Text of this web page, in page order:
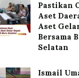
Pastikan
Aset
Aset
Bersama
Selatan
Ismail